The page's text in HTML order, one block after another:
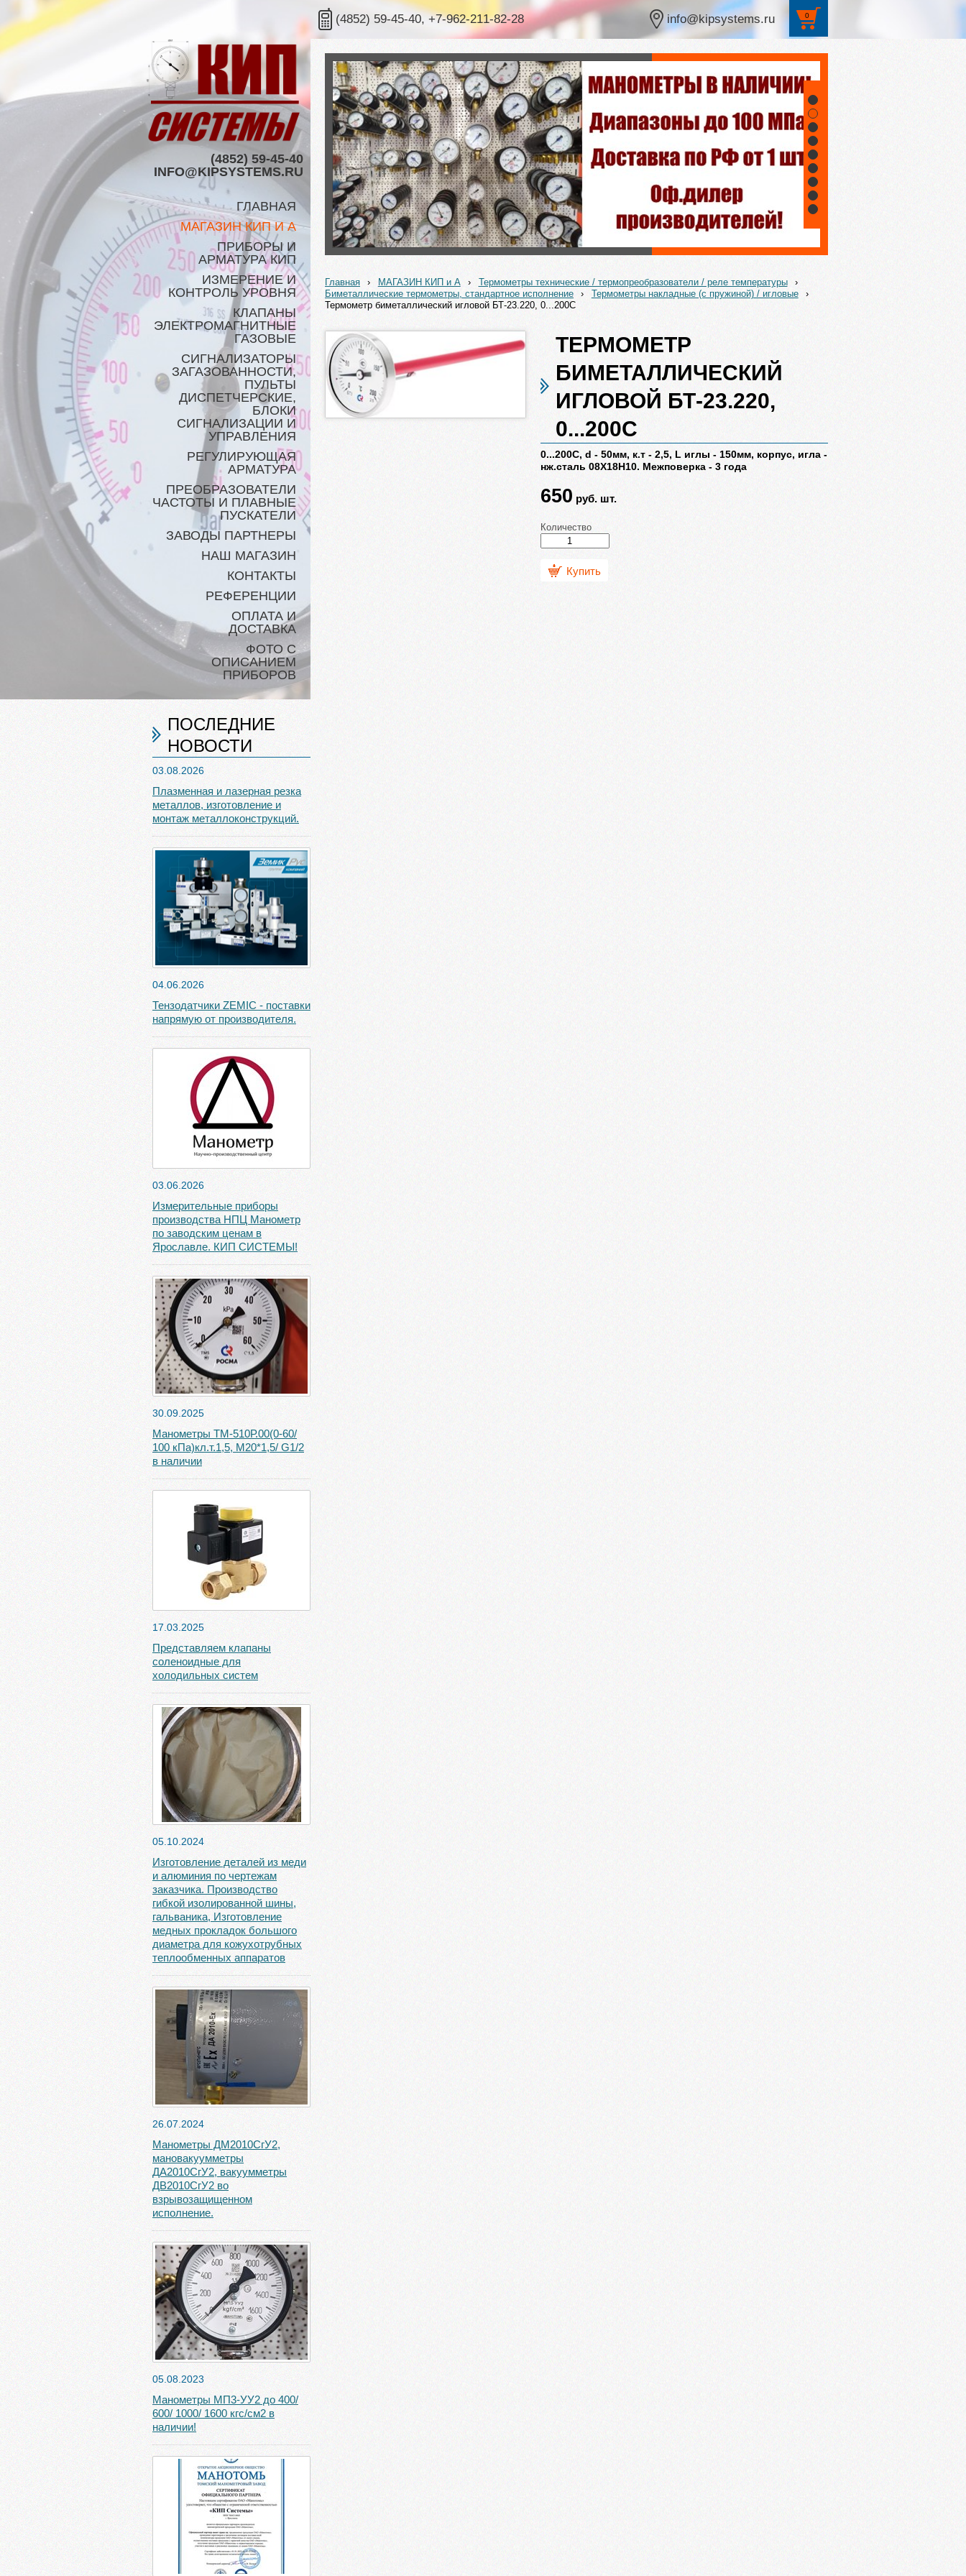
0
(4852) 59-45-40, +7-962-211-82-28 info@kipsystems.ru
(4852) 59-45-40
INFO@KIPSYSTEMS.RU
ГЛАВНАЯ
МАГАЗИН КИП И А
ПРИБОРЫ И
АРМАТУРА КИП
ИЗМЕРЕНИЕ И
КОНТРОЛЬ УРОВНЯ
КЛАПАНЫ
ЭЛЕКТРОМАГНИТНЫЕ
ГАЗОВЫЕ
СИГНАЛИЗАТОРЫ
ЗАГАЗОВАННОСТИ,
ПУЛЬТЫ
ДИСПЕТЧЕРСКИЕ,
БЛОКИ
СИГНАЛИЗАЦИИ И
УПРАВЛЕНИЯ
РЕГУЛИРУЮЩАЯ
АРМАТУРА
ПРЕОБРАЗОВАТЕЛИ
ЧАСТОТЫ И ПЛАВНЫЕ
ПУСКАТЕЛИ
ЗАВОДЫ ПАРТНЕРЫ
НАШ МАГАЗИН
КОНТАКТЫ
РЕФЕРЕНЦИИ
ОПЛАТА И
ДОСТАВКА
ФОТО С
ОПИСАНИЕМ
ПРИБОРОВ
ПОСЛЕДНИЕ
НОВОСТИ
03.08.2026
Плазменная и лазерная резка
металлов, изготовление и
монтаж металлоконструкций.
04.06.2026
Тензодатчики ZEMIC - поставки
напрямую от производителя.
03.06.2026
Измерительные приборы
производства НПЦ Манометр
по заводским ценам в
Ярославле. КИП СИСТЕМЫ!
30.09.2025
Манометры ТМ-510Р.00(0-60/
100 кПа)кл.т.1,5, М20*1,5/ G1/2
в наличии
17.03.2025
Представляем клапаны
соленоидные для
холодильных систем
05.10.2024
Изготовление деталей из меди
и алюминия по чертежам
заказчика. Производство
гибкой изолированной шины,
гальваника, Изготовление
медных прокладок большого
диаметра для кожухотрубных
теплообменных аппаратов
26.07.2024
Манометры ДМ2010СгУ2,
мановакуумметры
ДА2010СгУ2, вакуумметры
ДВ2010СгУ2 во
взрывозащищенном
исполнение.
05.08.2023
Манометры МП3-УУ2 до 400/
600/ 1000/ 1600 кгс/см2 в
наличии!
1
2
3
4
5
6
7
8
9
Главная › МАГАЗИН КИП и А › Термометры технические / термопреобразователи / реле температуры
›
Биметаллические термометры, стандартное исполнение
› Термометры накладные (с пружиной) / игловые
›
Термометр биметаллический игловой БТ-23.220, 0...200С
ТЕРМОМЕТР
БИМЕТАЛЛИЧЕСКИЙ
ИГЛОВОЙ БТ-23.220,
0...200С
0...200С, d - 50мм, к.т - 2,5, L иглы - 150мм, корпус, игла -
нж.сталь 08Х18Н10. Межповерка - 3 года
650 руб. шт.
Количество
Купить